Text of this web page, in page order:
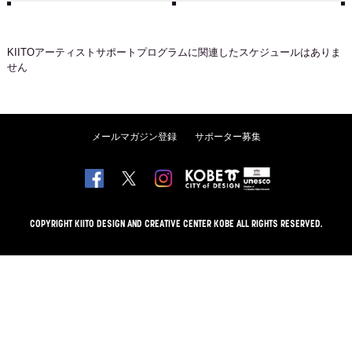
KIITOアーティストサポートプログラムに関連したスケジュールはありま
せん
メールマガジン登録 サポーター募集
COPYRIGHT KIITO DESIGN AND CREATIVE CENTER KOBE ALL RIGHTS RESERVED.